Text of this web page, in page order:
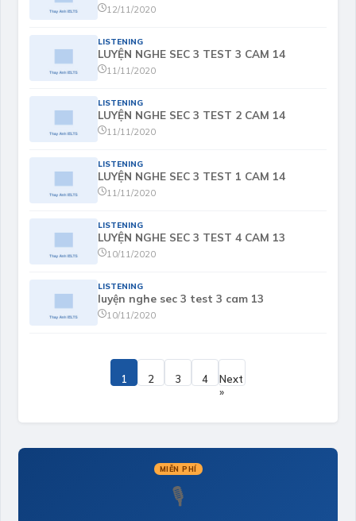
12/11/2020
LISTENING
LUYỆN NGHE SEC 3 TEST 3 CAM 14
11/11/2020
LISTENING
LUYỆN NGHE SEC 3 TEST 2 CAM 14
11/11/2020
LISTENING
LUYỆN NGHE SEC 3 TEST 1 CAM 14
11/11/2020
LISTENING
LUYỆN NGHE SEC 3 TEST 4 CAM 13
10/11/2020
LISTENING
luyện nghe sec 3 test 3 cam 13
10/11/2020
1 2 3 4
Next
»
MIỄN PHÍ
🎙️